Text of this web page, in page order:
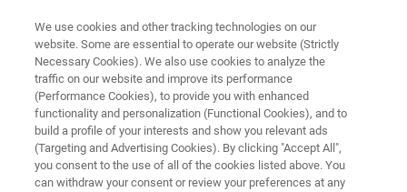
XRF ソリューション
POLYMER-QUANT A
We use cookies and other tracking technologies on our
website. Some are essential to operate our website (Strictly
Necessary Cookies). We also use cookies to analyze the
traffic on our website and improve its performance
(Performance Cookies), to provide you with enhanced
functionality and personalization (Functional Cookies), and to
build a profile of your interests and show you relevant ads
(Targeting and Advertising Cookies). By clicking "Accept All",
you consent to the use of all of the cookies listed above. You
can withdraw your consent or review your preferences at any